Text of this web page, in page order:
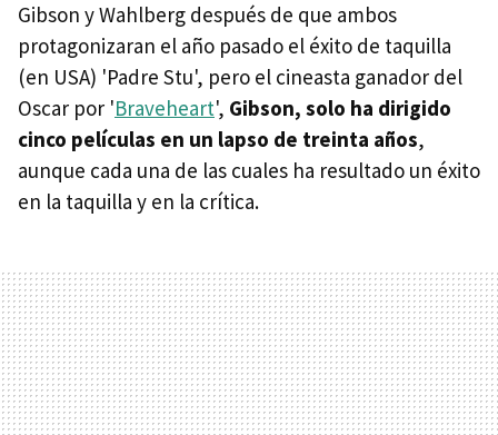
Gibson y Wahlberg después de que ambos
protagonizaran el año pasado el éxito de taquilla
(en USA) 'Padre Stu', pero el cineasta ganador del
Oscar por 'Braveheart', Gibson, solo ha dirigido
cinco películas en un lapso de treinta años,
aunque cada una de las cuales ha resultado un éxito
en la taquilla y en la crítica.